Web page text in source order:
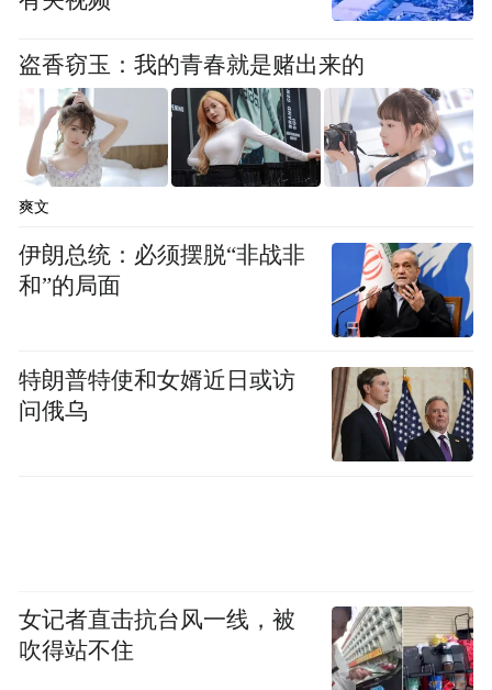
盗香窃玉：我的青春就是赌出来的
爽文
伊朗总统：必须摆脱“非战非
和”的局面
特朗普特使和女婿近日或访
问俄乌
女记者直击抗台风一线，被
吹得站不住